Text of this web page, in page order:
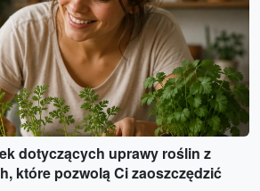
dotyczących uprawy roślin z
które pozwolą Ci zaoszczędzić